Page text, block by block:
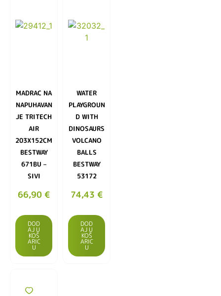
MADRAC NA
NAPUHAVAN
JE TRITECH
AIR
203X152CM
BESTWAY
671BU –
SIVI
66,90 €
DOD
AJ U
KOŠ
ARIC
U
WATER
PLAYGROUN
D WITH
DINOSAURS
VOLCANO
BALLS
BESTWAY
53172
74,43 €
DOD
AJ U
KOŠ
ARIC
U